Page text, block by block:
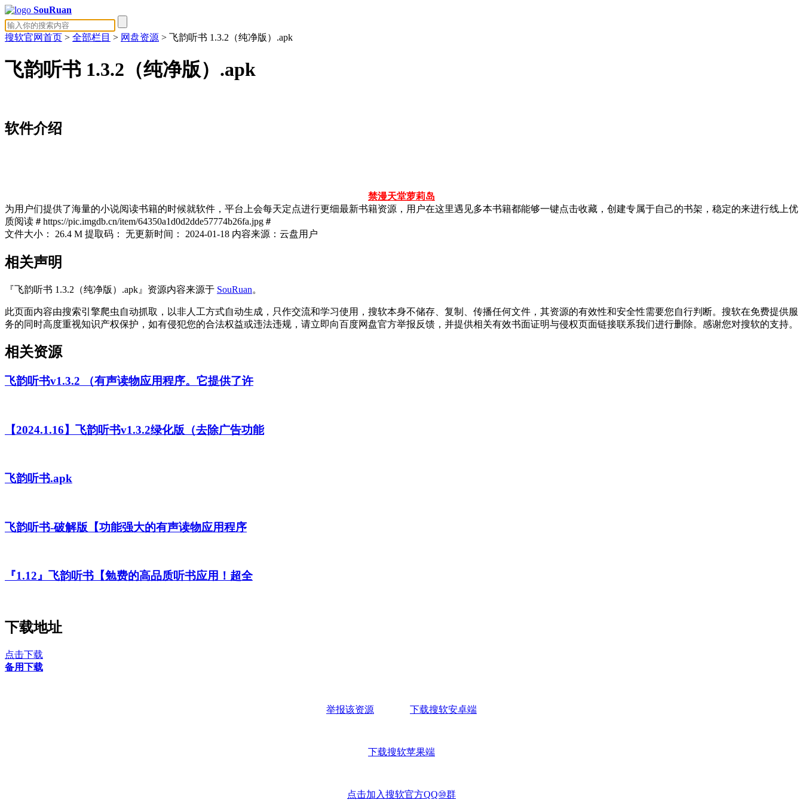
SouRuan
搜软官网首页 > 全部栏目 > 网盘资源 > 飞韵听书 1.3.2（纯净版）.apk
飞韵听书 1.3.2（纯净版）.apk
软件介绍
禁漫天堂萝莉岛
为用户们提供了海量的小说阅读书籍的时候就软件，平台上会每天定点进行更细最新书籍资源，用户在这里遇见多本书籍都能够一键点击收藏，创建专属于自己的书架，稳定的来进行线上优
质阅读＃https://pic.imgdb.cn/item/64350a1d0d2dde57774b26fa.jpg＃
文件大小：
26.4 M 提取码： 无更新时间： 2024-01-18 内容来源：云盘用户
相关声明
『飞韵听书 1.3.2（纯净版）.apk』资源内容来源于 SouRuan。
此页面内容由搜索引擎爬虫自动抓取，以非人工方式自动生成，只作交流和学习使用，搜软本身不储存、复制、传播任何文件，其资源的有效性和安全性需要您自行判断。搜软在免费提供服
务的同时高度重视知识产权保护，如有侵犯您的合法权益或违法违规，请立即向百度网盘官方举报反馈，并提供相关有效书面证明与侵权页面链接联系我们进行删除。感谢您对搜软的支持。
相关资源
飞韵听书v1.3.2 （有声读物应用程序。它提供了许
【2024.1.16】飞韵听书v1.3.2绿化版（去除广告功能
飞韵听书.apk
飞韵听书-破解版【功能强大的有声读物应用程序
『1.12』飞韵听书【勉费的高品质听书应用！超全
下载地址
点击下载
备用下载
举报该资源 下载搜软安卓端
下载搜软苹果端
点击加入搜软官方QQ⑩群